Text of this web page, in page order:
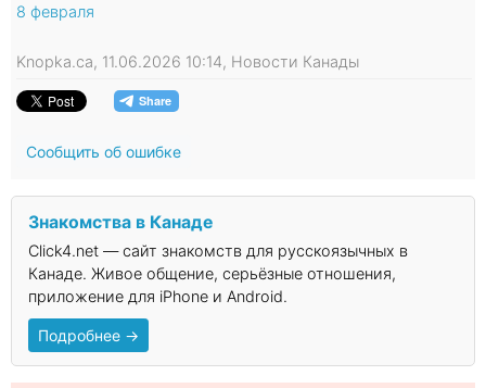
8 февраля
Knopka.ca, 11.06.2026 10:14, Новости Канады
Сообщить об ошибке
Знакомства в Канаде
Click4.net — сайт знакомств для русскоязычных в
Канаде. Живое общение, серьёзные отношения,
приложение для iPhone и Android.
Подробнее →